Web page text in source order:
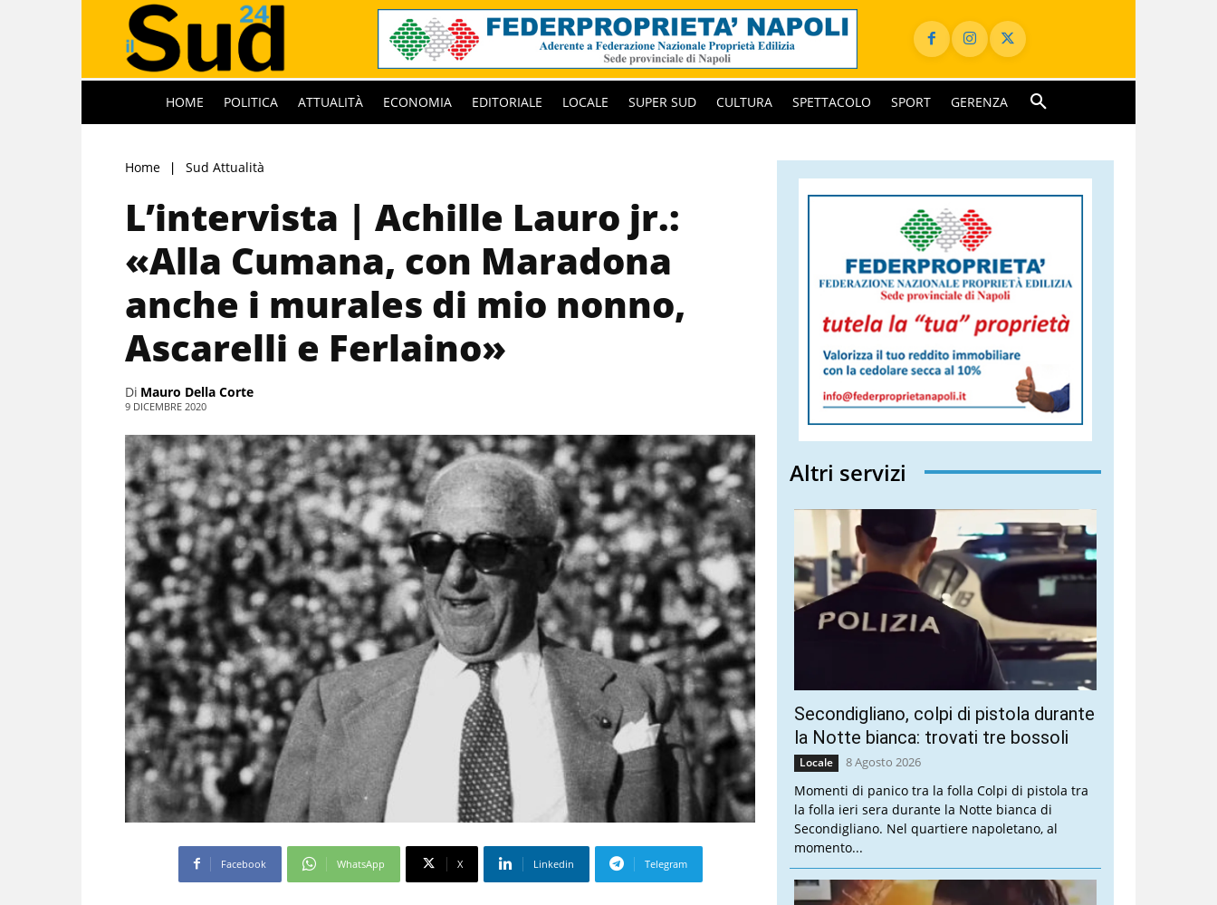
HOME POLITICA ATTUALITÀ ECONOMIA EDITORIALE LOCALE SUPER SUD CULTURA SPETTACOLO SPORT GERENZA
Home Sud Attualità
L’intervista | Achille Lauro jr.:
«Alla Cumana, con Maradona
anche i murales di mio nonno,
Ascarelli e Ferlaino»
Di Mauro Della Corte
9 DICEMBRE 2020
Facebook WhatsApp X Linkedin Telegram
Altri servizi
Secondigliano, colpi di pistola durante
la Notte bianca: trovati tre bossoli
Locale 8 Agosto 2026
Momenti di panico tra la folla Colpi di pistola tra
la folla ieri sera durante la Notte bianca di
Secondigliano. Nel quartiere napoletano, al
momento...